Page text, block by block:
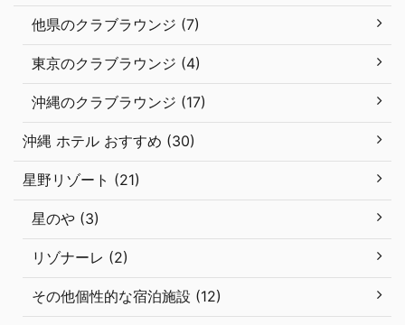
他県のクラブラウンジ (7)
東京のクラブラウンジ (4)
沖縄のクラブラウンジ (17)
沖縄 ホテル おすすめ (30)
星野リゾート (21)
星のや (3)
リゾナーレ (2)
その他個性的な宿泊施設 (12)